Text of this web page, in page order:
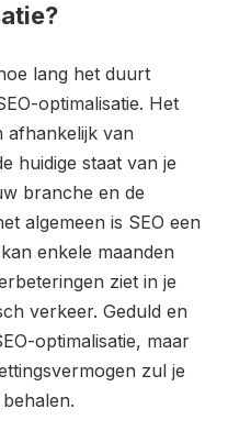
lang het duurt
optimalisatie. Het
afhankelijk van
huidige staat van je
branche en de
algemeen is SEO een
enkele maanden
ziet in je
verkeer. Geduld en
optimalisatie, maar
zul je